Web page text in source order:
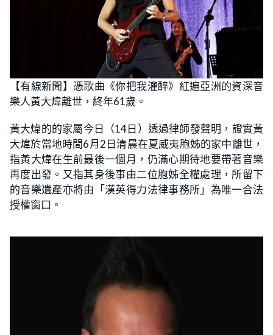
【有線新聞】憑歌曲《你把我灌醉》紅遍亞洲的資深音
樂人黃大煒離世，終年61歲。
黃大煒的的家屬今日（14日）透過律師發聲明，證實黃
大煒於當地時間6月2日清晨在夏威夷胞姊的家中離世，
指黃大煒在生前最後一個月，仍滿心期待地要帶著音樂
再度出發。又指其身後事由二位胞姊全權處理，所留下
的音樂遺產亦將由「漢英得力法律事務所」為唯一合法
授權窗口。